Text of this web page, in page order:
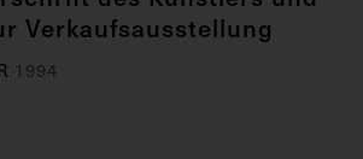
Verkaufsausstellung
1994